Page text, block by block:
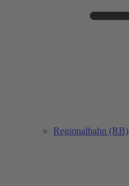
Regionalbahn (RB)